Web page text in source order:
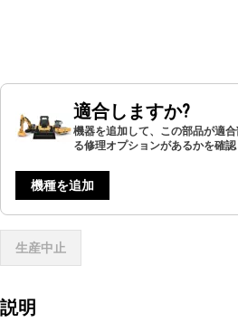
適合しますか?
機器を追加して、この部品が適
る修理オプションがあるかを確認
機種を追加
生産中止
説明